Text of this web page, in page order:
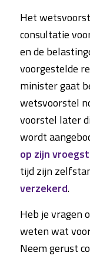
Het
consultatie
en de
voorgestelde
minister gaat
wetsvoorstel
voorstel later
wordt
op zijn
tijd zijn
verzekerd.
Heb je vragen
weten wat
Neem gerust